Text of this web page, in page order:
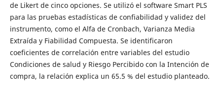
de Likert de cinco opciones. Se utilizó el software Smart PLS
para las pruebas estadísticas de confiabilidad y validez del
instrumento, como el Alfa de Cronbach, Varianza Media
Extraída y Fiabilidad Compuesta. Se identificaron
coeficientes de correlación entre variables del estudio
Condiciones de salud y Riesgo Percibido con la Intención de
compra, la relación explica un 65.5 % del estudio planteado.